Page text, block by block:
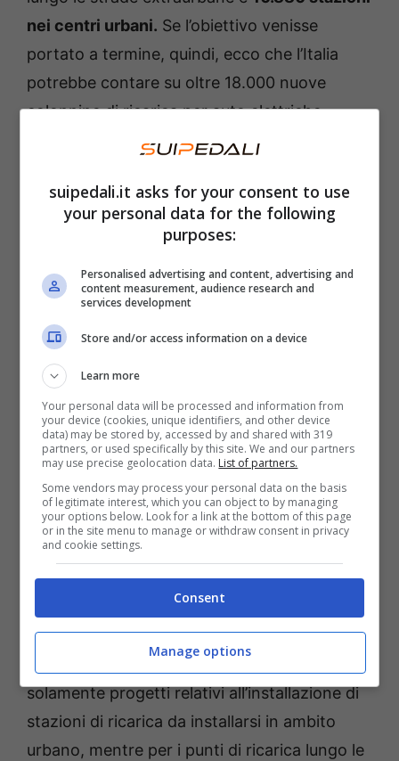
nei centri urbani. Se l’obiettivo venisse
portato a termine, quindi, ecco che l’Italia
potrebbe contare su oltre 18.000 nuove
colonnine di ricarica per auto elettriche
distribuite lungo tutta la nazione.
Colonnine per auto elettriche – Foto Shutterstock | di
PWasilewski
Il Ministero dell’Ambiente e della Sicurezza
Energetica, inoltre, ha reso noto di aver
introdotto unaserie di semplificazioni per
favorire una partecipazione più ampia
degli operatori interessati, compresi
quelli di dimensioni più contenute. Nel primo
bando, infatti, erano stati selezionati
solamente progetti relativi all’installazione di
stazioni di ricarica da installarsi in ambito
urbano, mentre per i punti di ricarica lungo le
suipedali.it asks for your consent to use
your personal data for the following
purposes:
Personalised advertising and content, advertising and
content measurement, audience research and
services development
Store and/or access information on a device
Learn more
Your personal data will be processed and information from
your device (cookies, unique identifiers, and other device
data) may be stored by, accessed by and shared with 319
partners, or used specifically by this site. We and our partners
may use precise geolocation data. List of partners.
Some vendors may process your personal data on the basis
of legitimate interest, which you can object to by managing
your options below. Look for a link at the bottom of this page
or in the site menu to manage or withdraw consent in privacy
and cookie settings.
Consent
Manage options